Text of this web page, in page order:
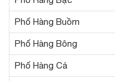
Phố Hàng Buồm
Phố Hàng Bông
Phố Hàng Cá